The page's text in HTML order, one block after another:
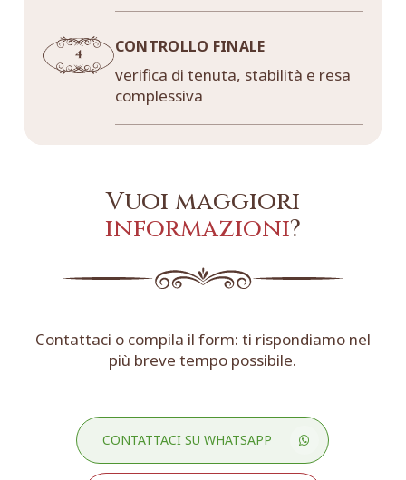
CONTROLLO FINALE
verifica di tenuta, stabilità e resa
complessiva
Vuoi maggiori
informazioni?
Contattaci o compila il form: ti rispondiamo nel
più breve tempo possibile.
CONTATTACI SU WHATSAPP